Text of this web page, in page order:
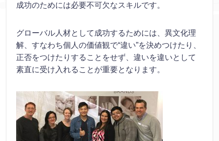
成功のためには必要不可欠なスキルです。
グローバル人材として成功するためには、異文化理
解、すなわち個人の価値観で“違い”を決めつけたり、
正否をつけたりすることをせず、違いを違いとして
素直に受け入れることが重要となります。